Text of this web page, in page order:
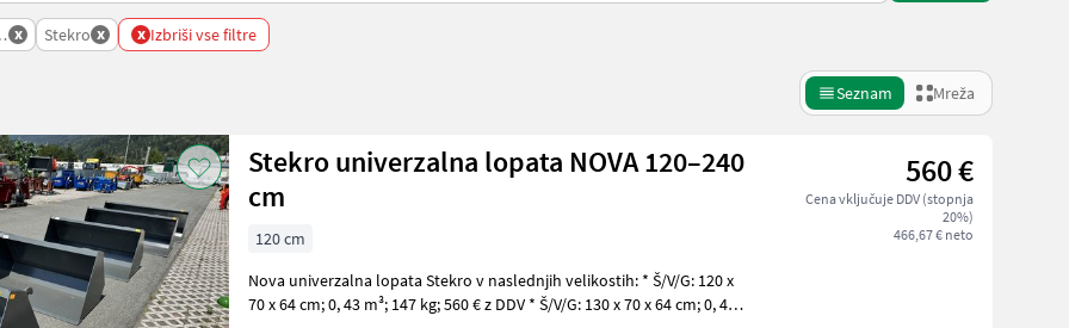
x Stekro x x Izbriši vse filtre
Seznam Mreža
Stekro univerzalna lopata NOVA 120–240
cm
560 €
Cena vključuje DDV (stopnja
20%)
466,67 € neto
120 cm
Nova univerzalna lopata Stekro v naslednjih velikostih: * Š/V/G: 120 x
70 x 64 cm; 0, 43 m³; 147 kg; 560 € z DDV * Š/V/G: 130 x 70 x 64 cm; 0, 46